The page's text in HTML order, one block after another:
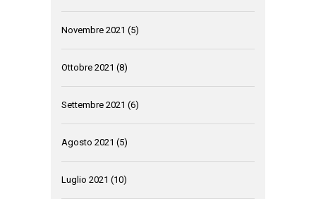
Novembre 2021 (5)
Ottobre 2021 (8)
Settembre 2021 (6)
Agosto 2021 (5)
Luglio 2021 (10)